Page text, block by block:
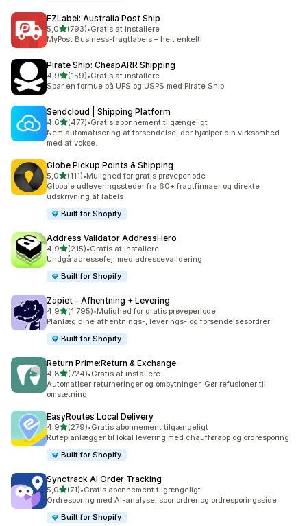
EZLabel: Australia Post Ship
5,0ud af 5 stjerner
(793)
793 anmeldelser i alt
•Gratis at installere
MyPost Business-fragtlabels – helt enkelt!
Pirate Ship: CheapARR Shipping
4,9ud af 5 stjerner
(159)
159 anmeldelser i alt
•Gratis at installere
Spar en formue på UPS og USPS med Pirate Ship
Sendcloud | Shipping Platform
4,6ud af 5 stjerner
(477)
477 anmeldelser i alt
•Gratis abonnement tilgængeligt
Nem automatisering af forsendelse, der hjælper din virksomhed
med at vokse.
Globe Pickup Points & Shipping
5,0ud af 5 stjerner
(111)
111 anmeldelser i alt
•Mulighed for gratis prøveperiode
Globale udleveringssteder fra 60+ fragtfirmaer og direkte
udskrivning af labels
Built for Shopify
Address Validator AddressHero
4,9ud af 5 stjerner
(215)
215 anmeldelser i alt
•Gratis at installere
Undgå adressefejl med adressevalidering
Built for Shopify
Zapiet ‑ Afhentning + Levering
4,9ud af 5 stjerner
(1.795)
1795 anmeldelser i alt
•Mulighed for gratis prøveperiode
Planlæg dine afhentnings-, leverings- og forsendelsesordrer
Built for Shopify
Return Prime:Return & Exchange
4,8ud af 5 stjerner
(724)
724 anmeldelser i alt
•Gratis at installere
Automatiser returneringer og ombytninger. Gør refusioner til
omsætning
EasyRoutes Local Delivery
4,9ud af 5 stjerner
(279)
279 anmeldelser i alt
•Gratis abonnement tilgængeligt
Ruteplanlægger til lokal levering med chaufførapp og ordresporing
Built for Shopify
Synctrack AI Order Tracking
5,0ud af 5 stjerner
(71)
71 anmeldelser i alt
•Gratis abonnement tilgængeligt
Ordresporing med AI-analyse, spor ordrer og ordresporingsside
Built for Shopify